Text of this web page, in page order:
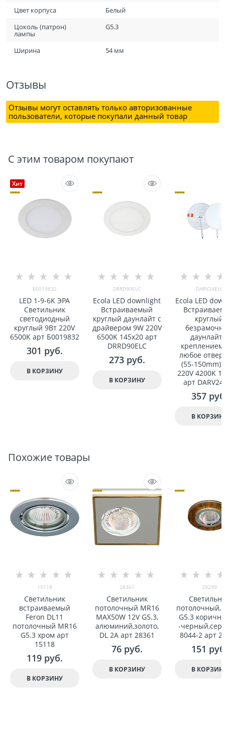
Цвет корпуса
Белый
Цоколь (патрон)
лампы
G5.3
Ширина 54 мм
Отзывы
Отзывы могут оставлять только авторизованные
пользователи, которые покупали данный товар
С этим товаром покупают
Хит
Б0019832
LED 1-9-6K ЭРА
Светильник
светодиодный
круглый 9Вт 220V
6500K арт Б0019832
301 руб.
В КОРЗИНУ
DRRD90ELC
Ecola LED downlight
Встраиваемый
круглый даунлайт с
драйвером 9W 220V
6500K 145x20 арт
DRRD90ELC
273 руб.
В КОРЗИНУ
DARV24ELC
Ecola LED
круглый
даунлайт
креплением
любое
(55-150mm)
220V 4200K
арт
357
В
Похожие товары
15118
Светильник
встраиваемый
Feron DL11
потолочный MR16
G5.3 хром арт
15118
119 руб.
В КОРЗИНУ
28361
Светильник
потолочный MR16
MAX50W 12V G5.3,
алюминий,золото,
DL 2A арт 28361
76 руб.
В КОРЗИНУ
28299
потолочный,
G5.3
-
8044-2 арт
151
В